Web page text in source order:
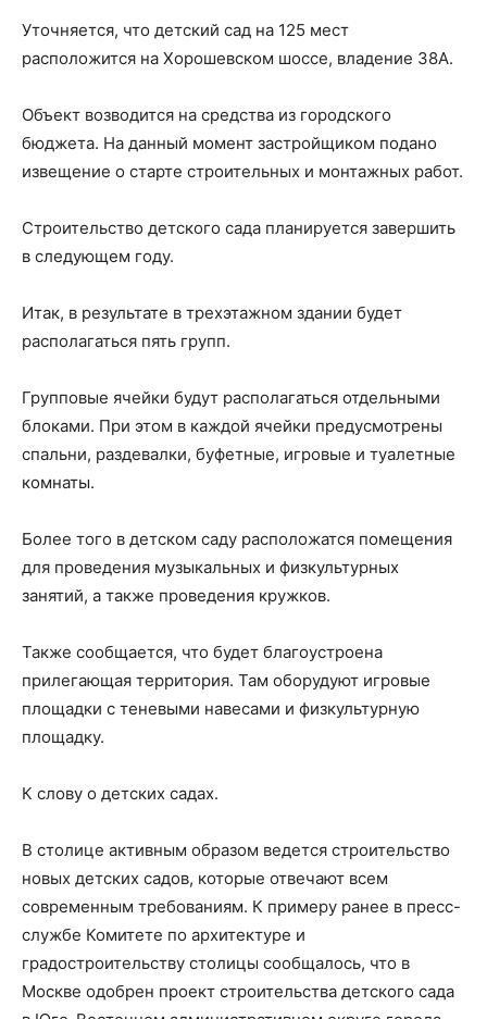
Уточняется, что детский сад на 125 мест
расположится на Хорошевском шоссе, владение 38А.
Объект возводится на средства из городского
бюджета. На данный момент застройщиком подано
извещение о старте строительных и монтажных работ.
Строительство детского сада планируется завершить
в следующем году.
Итак, в результате в трехэтажном здании будет
располагаться пять групп.
Групповые ячейки будут располагаться отдельными
блоками. При этом в каждой ячейки предусмотрены
спальни, раздевалки, буфетные, игровые и туалетные
комнаты.
Более того в детском саду расположатся помещения
для проведения музыкальных и физкультурных
занятий, а также проведения кружков.
Также сообщается, что будет благоустроена
прилегающая территория. Там оборудуют игровые
площадки с теневыми навесами и физкультурную
площадку.
К слову о детских садах.
В столице активным образом ведется строительство
новых детских садов, которые отвечают всем
современным требованиям. К примеру ранее в пресс-
службе Комитете по архитектуре и
градостроительству столицы сообщалось, что в
Москве одобрен проект строительства детского сада